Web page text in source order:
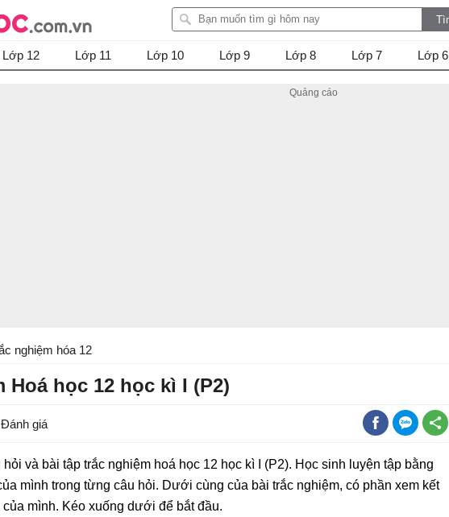
Lớp 12 Lớp 11 Lớp 10 Lớp 9 Lớp 8 Lớp 7 Lớp 6
nghiệm hóa 12
Hoá học 12 học kì I (P2)
giá
hỏi và bài tập trắc nghiệm hoá học 12 học kì I (P2). Học sinh luyện tập bằng
mình trong từng câu hỏi. Dưới cùng của bài trắc nghiệm, có phần xem kết
mình. Kéo xuống dưới để bắt đầu.